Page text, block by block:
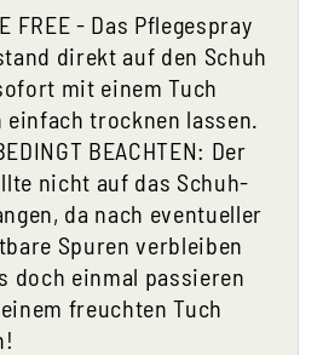
FREE - Das Pflegespray
direkt auf den Schuh
mit einem Tuch
einfach trocknen lassen.
BEACHTEN: Der
nicht auf das Schuh-
da nach eventueller
Spuren verbleiben
doch einmal passieren
freuchten Tuch